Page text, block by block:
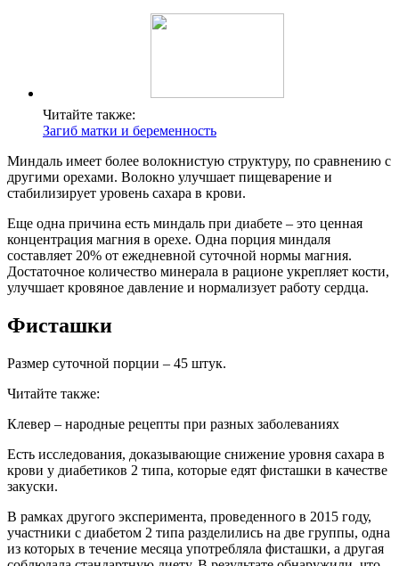
Читайте также:
Загиб матки и беременность
Миндаль имеет более волокнистую структуру, по сравнению с
другими орехами. Волокно улучшает пищеварение и
стабилизирует уровень сахара в крови.
Еще одна причина есть миндаль при диабете ‒ это ценная
концентрация магния в орехе. Одна порция миндаля
составляет 20% от ежедневной суточной нормы магния.
Достаточное количество минерала в рационе укрепляет кости,
улучшает кровяное давление и нормализует работу сердца.
Фисташки
Размер суточной порции ‒ 45 штук.
Читайте также:
Клевер – народные рецепты при разных заболеваниях
Есть исследования, доказывающие снижение уровня сахара в
крови у диабетиков 2 типа, которые едят фисташки в качестве
закуски.
В рамках другого эксперимента, проведенного в 2015 году,
участники с диабетом 2 типа разделились на две группы, одна
из которых в течение месяца употребляла фисташки, а другая